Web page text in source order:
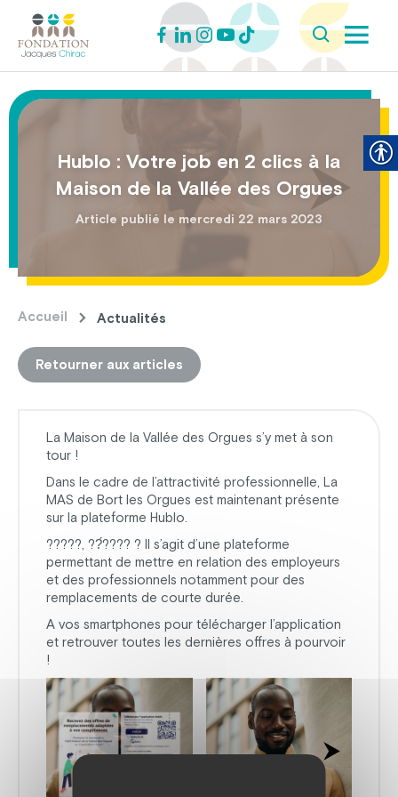
Hublo : Votre job en 2 clics à la
Maison de la Vallée des Orgues
Article publié le mercredi 22 mars 2023
Accueil Actualités
Retourner aux articles
La Maison de la Vallée des Orgues s’y met à son
tour !
Dans le cadre de l’attractivité professionnelle, La
MAS de Bort les Orgues est maintenant présente
sur la plateforme Hublo.
?????, ??́???? ? Il s’agit d’une plateforme
permettant de mettre en relation des employeurs
et des professionnels notamment pour des
remplacements de courte durée.
A vos smartphones pour télécharger l’application
et retrouver toutes les dernières offres à pourvoir
!